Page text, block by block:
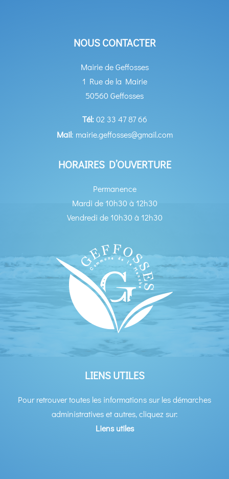
NOUS CONTACTER
Mairie de Geffosses
1 Rue de la Mairie
50560 Geffosses
Tél:02 33 47 87 66
Mail: mairie.geffosses@gmail.com
HORAIRES D’OUVERTURE
Permanence
Mardi de 10h30 à 12h30
Vendredi de 10h30 à 12h30
LIENS UTILES
Pour retrouver toutes les informations sur les démarches
administratives et autres, cliquez sur:
Liens utiles